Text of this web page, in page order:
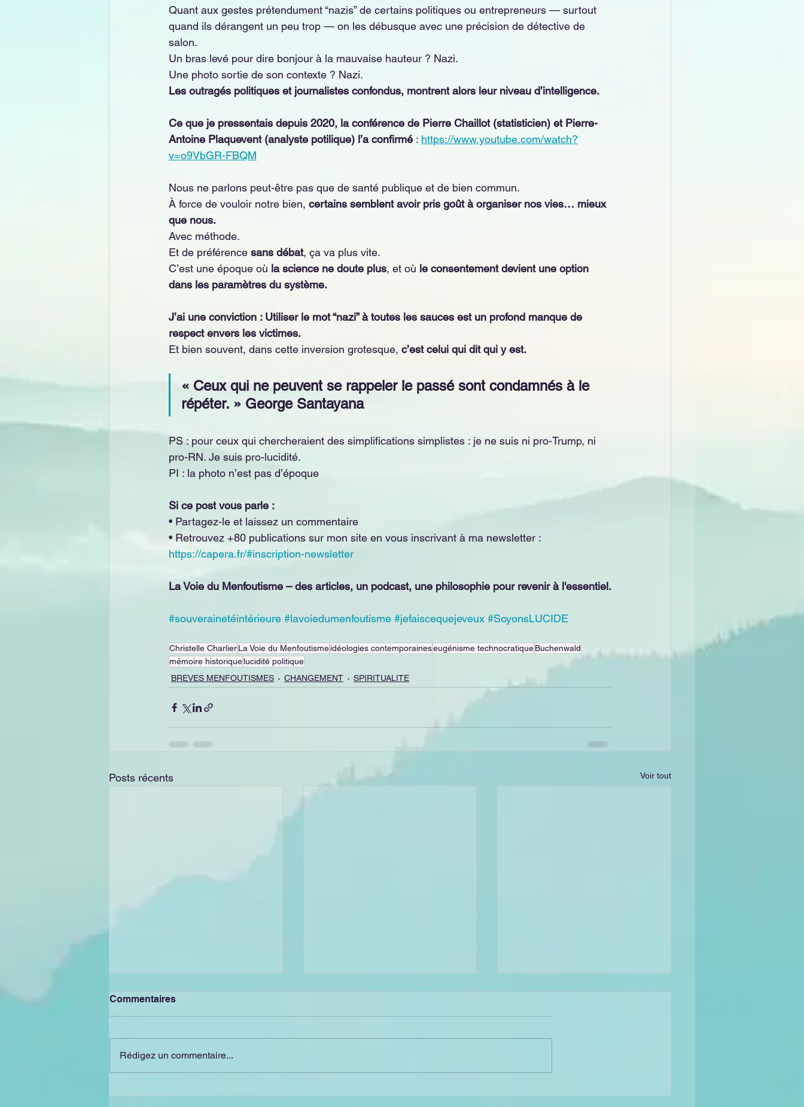
Quant aux gestes prétendument “nazis” de certains politiques ou entrepreneurs — surtout
quand ils dérangent un peu trop — on les débusque avec une précision de détective de
salon.
Un bras levé pour dire bonjour à la mauvaise hauteur ? Nazi.
Une photo sortie de son contexte ? Nazi.
Les outragés politiques et journalistes confondus, montrent alors leur niveau d’intelligence.
Ce que je pressentais depuis 2020, la conférence de Pierre Chaillot (statisticien) et Pierre-
Antoine Plaquevent (analyste potilique) l’a confirmé : https://www.youtube.com/watch?
v=o9VbGR-FBQM
Nous ne parlons peut-être pas que de santé publique et de bien commun.
À force de vouloir notre bien, certains semblent avoir pris goût à organiser nos vies… mieux
que nous.
Avec méthode.
Et de préférence sans débat, ça va plus vite.
C’est une époque où la science ne doute plus, et où le consentement devient une option
dans les paramètres du système.
J’ai une conviction : Utiliser le mot “nazi” à toutes les sauces est un profond manque de
respect envers les victimes.
Et bien souvent, dans cette inversion grotesque, c’est celui qui dit qui y est.
« Ceux qui ne peuvent se rappeler le passé sont condamnés à le
répéter. » George Santayana
PS : pour ceux qui chercheraient des simplifications simplistes : je ne suis ni pro-Trump, ni
pro-RN. Je suis pro-lucidité.
PI : la photo n’est pas d’époque
Si ce post vous parle :
• Partagez-le et laissez un commentaire
• Retrouvez +80 publications sur mon site en vous inscrivant à ma newsletter :
https://capera.fr/#inscription-newsletter
La Voie du Menfoutisme – des articles, un podcast, une philosophie pour revenir à l'essentiel.
#souverainetéintérieure #lavoiedumenfoutisme #jefaiscequejeveux #SoyonsLUCIDE
Christelle CharlierLa Voie du Menfoutismeidéologies contemporaineseugénisme technocratiqueBuchenwald
mémoire historiquelucidité politique
BREVES MENFOUTISMES
CHANGEMENT SPIRITUALITE
Posts récents Voir tout
Commentaires
Rédigez un commentaire...